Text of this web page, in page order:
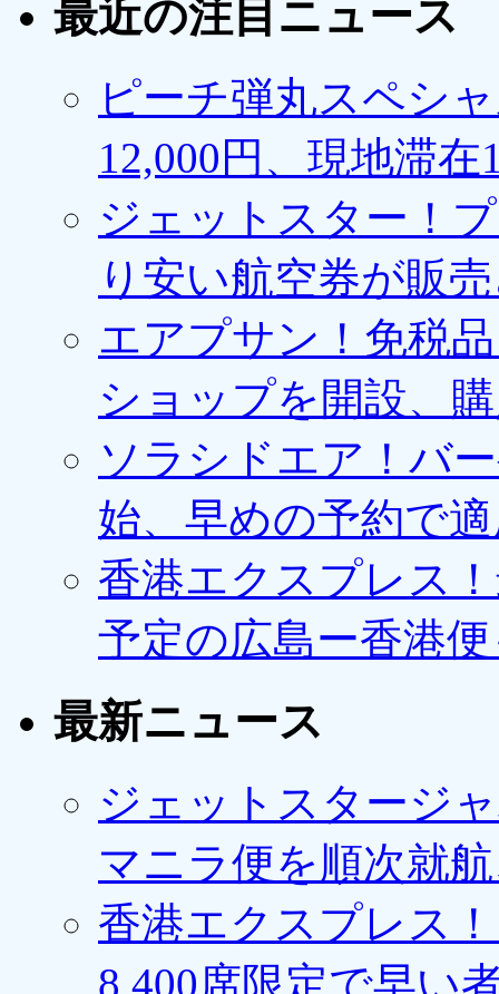
最近の注目ニュース
ピーチ弾丸スペシ
12,000円、現地滞
ジェットスター！
り安い航空券が販
エアプサン！免税
ショップを開設、
ソラシドエア！バ
始、早めの予約で
香港エクスプレス
予定の広島ー香港
最新ニュース
ジェットスタージ
マニラ便を順次就
香港エクスプレス
8,400席限定で早い